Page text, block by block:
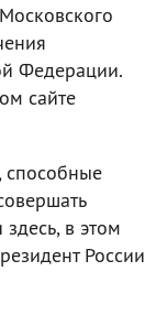
Федерации.
сайте
в этом
России